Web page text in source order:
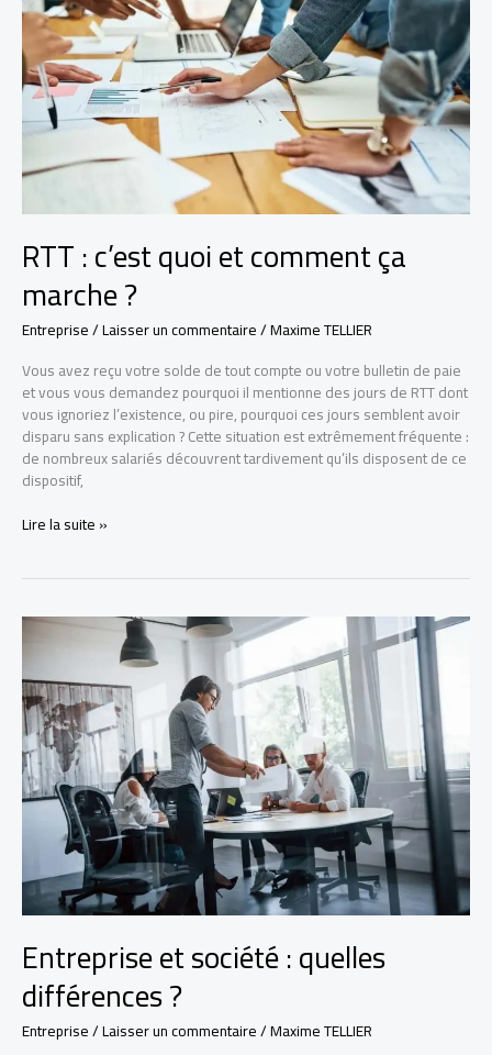
RTT : c’est quoi et comment ça
marche ?
Entreprise/Laisser un commentaire/Maxime TELLIER
Vous avez reçu votre solde de tout compte ou votre bulletin de paie
et vous vous demandez pourquoi il mentionne des jours de RTT dont
vous ignoriez l’existence, ou pire, pourquoi ces jours semblent avoir
disparu sans explication ? Cette situation est extrêmement fréquente :
de nombreux salariés découvrent tardivement qu’ils disposent de ce
dispositif,
RTT
et
comment
ça
marche
?
Lire la suite »
Entreprise et société : quelles
différences ?
Entreprise/Laisser un commentaire/Maxime TELLIER